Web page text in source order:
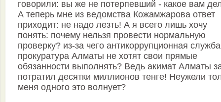
говорили: вы же не потерпевший - какое вам
А теперь мне из ведомства Кожамжарова ответ
приходит: не надо лезть! А я всего лишь хочу
понять: почему нельзя провести нормальную
проверку? из-за чего антикоррупционная
прокуратура Алматы не хотят свои прямые
обязанности выполнять? Ведь акимат Алматы
потратил десятки миллионов тенге! Неужели
меня одного это волнует?